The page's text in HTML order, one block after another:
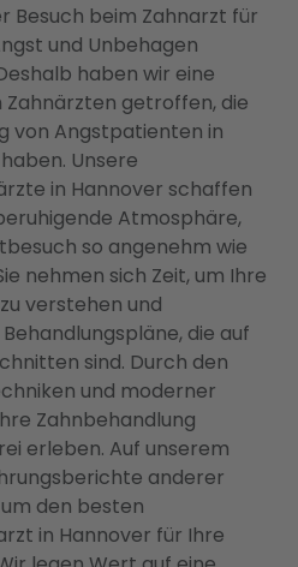
Besuch beim Zahnarzt für
und Unbehagen
haben wir eine
getroffen, die
von Angstpatienten in
Unsere
in Hannover schaffen
Atmosphäre,
so angenehm wie
nehmen sich Zeit, um Ihre
verstehen und
die auf
sind. Durch den
und moderner
Zahnbehandlung
erleben. Auf unserem
anderer
den besten
in Hannover für Ihre